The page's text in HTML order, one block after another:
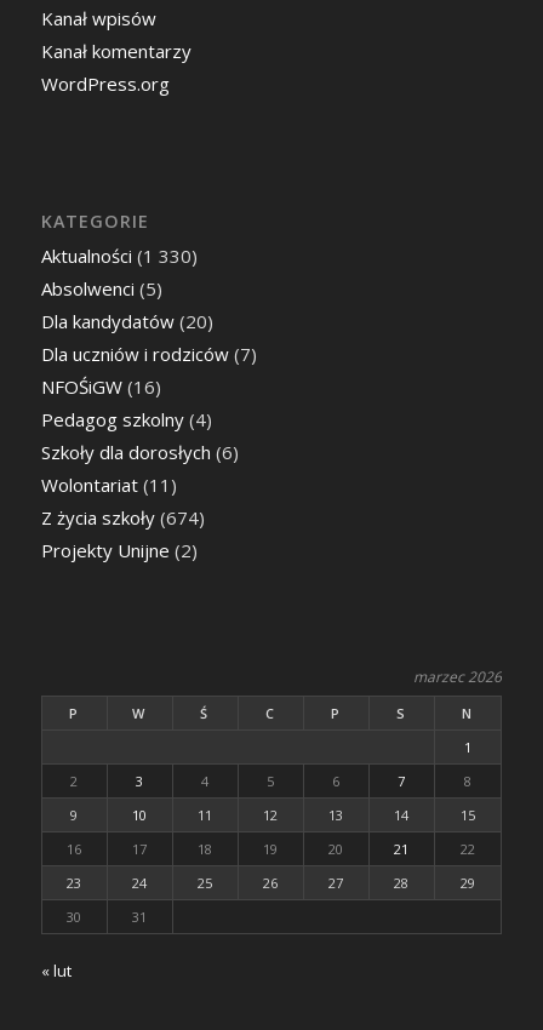
Kanał wpisów
Kanał komentarzy
WordPress.org
KATEGORIE
Aktualności (1 330)
Absolwenci (5)
Dla kandydatów(20)
Dla uczniów i rodziców(7)
NFOŚiGW(16)
Pedagog szkolny(4)
Szkoły dla dorosłych (6)
Wolontariat(11)
Z życia szkoły(674)
Projekty Unijne (2)
marzec 2026
P W Ś C P S
N
1
2
3 4 5 6 7
8
9
10 11 12 13 14
15
16
17 18 19 20 21
22
23
24 25 26 27 28
29
30
31
« lut